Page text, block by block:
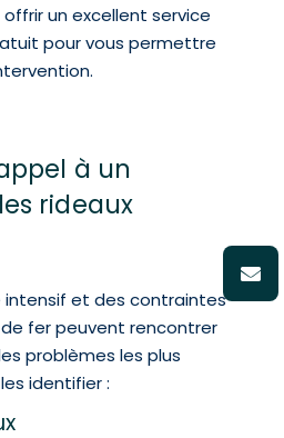
un excellent service
pour vous permettre
à un
rideaux
intensif et des contraintes
fer peuvent rencontrer
problèmes les plus
identifier :